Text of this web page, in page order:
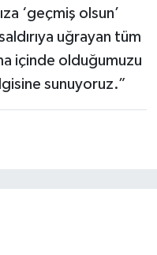
‘geçmiş olsun’
uğrayan tüm
içinde olduğumuzu
sunuyoruz.”